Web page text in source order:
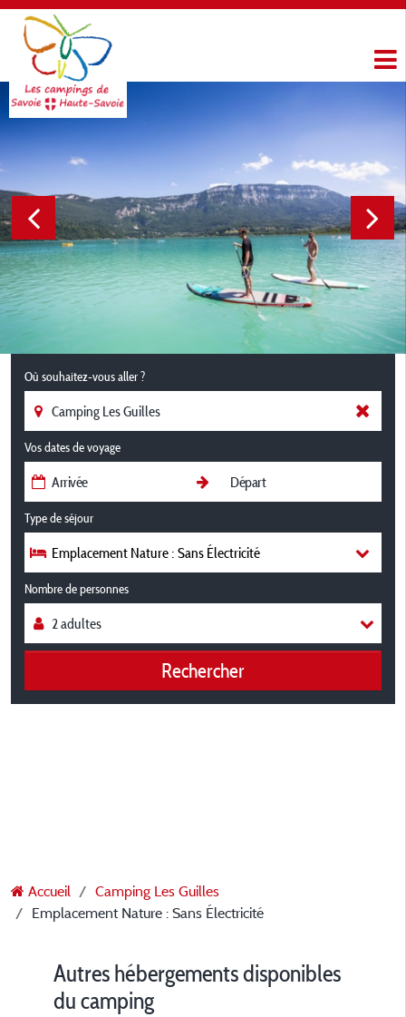
Où souhaitez-vous aller ?
Vos dates de voyage
Type de séjour
Emplacement Nature : Sans Électricité
Nombre de personnes
Rechercher
Accueil
Camping Les Guilles
Emplacement Nature : Sans Électricité
Autres hébergements disponibles
du camping